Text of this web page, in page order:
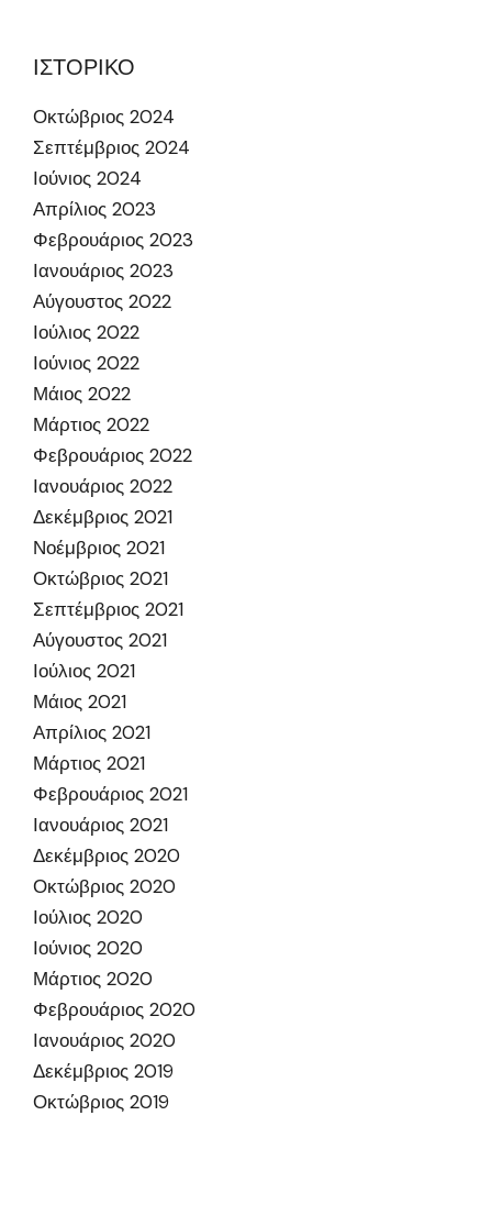
ΙΣΤΟΡΙΚΟ
Οκτώβριος 2024
Σεπτέμβριος 2024
Ιούνιος 2024
Απρίλιος 2023
Φεβρουάριος 2023
Ιανουάριος 2023
Αύγουστος 2022
Ιούλιος 2022
Ιούνιος 2022
Μάιος 2022
Μάρτιος 2022
Φεβρουάριος 2022
Ιανουάριος 2022
Δεκέμβριος 2021
Νοέμβριος 2021
Οκτώβριος 2021
Σεπτέμβριος 2021
Αύγουστος 2021
Ιούλιος 2021
Μάιος 2021
Απρίλιος 2021
Μάρτιος 2021
Φεβρουάριος 2021
Ιανουάριος 2021
Δεκέμβριος 2020
Οκτώβριος 2020
Ιούλιος 2020
Ιούνιος 2020
Μάρτιος 2020
Φεβρουάριος 2020
Ιανουάριος 2020
Δεκέμβριος 2019
Οκτώβριος 2019